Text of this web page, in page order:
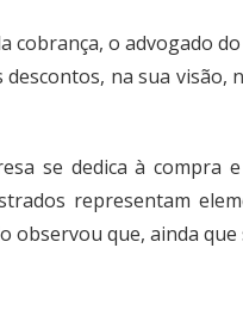
cobrança, o advogado
na sua
se dedica à compra
representam
observou que, ainda